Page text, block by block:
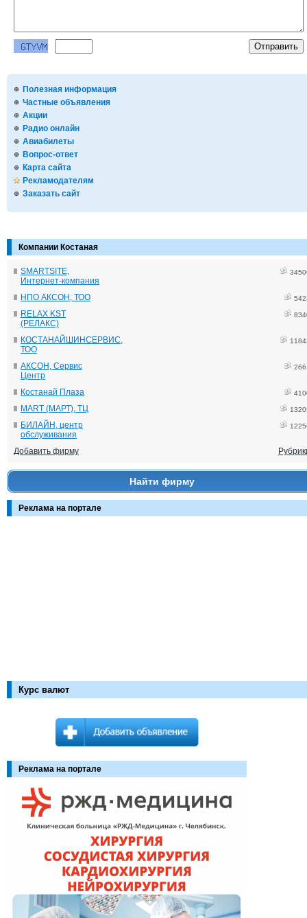
Полезная информация
Частные объявления
Акции
Радио онлайн
Авиабилеты
Вопрос-ответ
Карта сайта
Рекламодателям
Заказать сайт
Компании Костаная
SMARTSITE,
Интернет-компания
НПО АКСОН, ТОО
RELAX KST
(РЕЛАКС)
КОСТАНАЙШИНСЕРВИС,
ТОО
АКСОН, Сервис
Центр
Костанай Плаза
MART (МАРТ), ТЦ
БИЛАЙН, центр
обслуживания
Добавить фирму
Найти фирму
Реклама на портале
Курс валют
Реклама на портале